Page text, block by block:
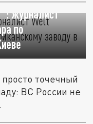
журналист
по
точечный
ВС России не